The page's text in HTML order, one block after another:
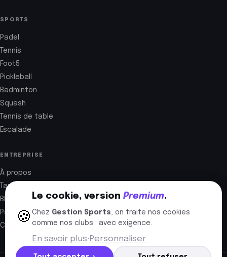
SPORTS
Padel
Tennis
Foot5
Pickleball
Badminton
Squash
Tennis de table
Escalade
ENTREPRISE
À propos
Tarifs
Blog
Partenaires
Contact
🍪
Le cookie, version Premium.
Chez Gestion Sports, on traite nos cookies
comme nos clubs : avec exigence.
En savoir plus· Personnaliser